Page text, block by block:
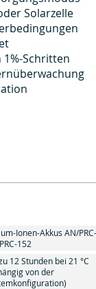
Solarzelle
Schritten
Ionen-Akkus AN/
152
12 Stunden bei 21 °C
von der